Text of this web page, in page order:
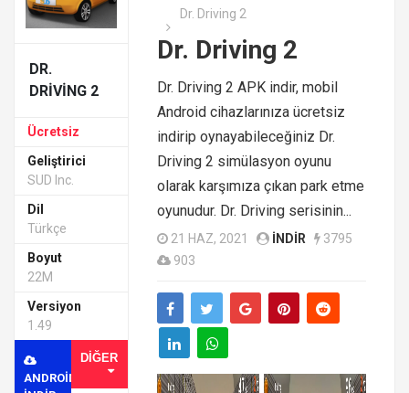
DR.
DRIVING 2
Ücretsiz
Geliştirici
SUD Inc.
Dil
Türkçe
Boyut
22M
Versiyon
1.49
ANDROID
DIĞER
Dr. Driving 2
Dr. Driving 2
Dr. Driving 2 APK indir, mobil
Android cihazlarınıza ücretsiz
indirip oynayabileceğiniz Dr.
Driving 2 simülasyon oyunu
olarak karşımıza çıkan park etme
oyunudur. Dr. Driving serisinin...
21 HAZ, 2021 INDIR
3795
903